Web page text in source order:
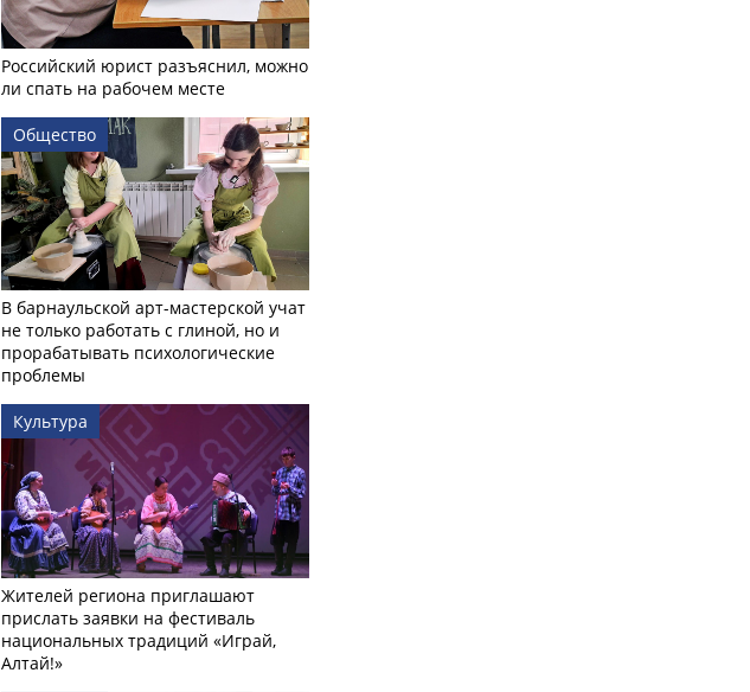
Российский юрист разъяснил, можно
ли спать на рабочем месте
Общество
В барнаульской арт-мастерской учат
не только работать с глиной, но и
прорабатывать психологические
проблемы
Культура
Жителей региона приглашают
прислать заявки на фестиваль
национальных традиций «Играй,
Алтай!»